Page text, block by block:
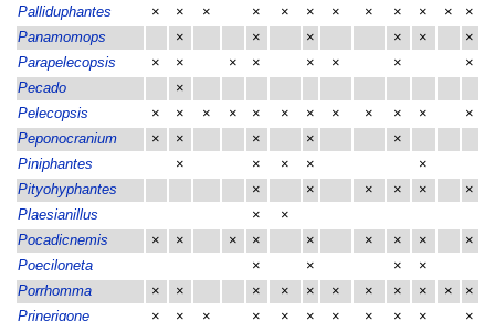
Palliduphantes
× × × × × × × × × × × ×
Panamomops
× × × × ×
×
Parapelecopsis
× × × × × × × ×
Pecado
×
Pelecopsis
× × × × × × × × × × × ×
Peponocranium
× × × ×
×
Piniphantes
× × × ×
×
Pityohyphantes
× × × × ×
×
Plaesianillus
×
×
Pocadicnemis
× × × × × × × × ×
Poeciloneta
× × ×
×
Porrhomma
× × × × × × × × × × ×
Prinerigone
× × × × × × × × × × ×